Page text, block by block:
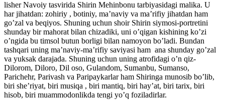
lisher Navoiy tasvirida Shirin Mehinbonu tarbiyasidagi malika. U
har jihatdan: zohiriy , botiniy, ma’naviy va ma’rifiy jihatdan ham
go’zal va beqiyos. Shuning uchun shoir Shirin siymosi-portretini
shunday bir mahorat bilan chizadiki, uni o’qigan kishining ko’zi
o’ngida bu timsol butun borligi bilan namoyon bo’ladi. Bundan
tashqari uning ma’naviy-ma’rifiy saviyasi ham ana shunday go’zal
va yuksak darajada. Shuning uchun uning atrofidagi o’n qiz-
Dilorom, Diloro, Dil oso, Gulandom, Sumanbu, Sumanso,
Parichehr, Parivash va Paripaykarlar ham Shiringa munosib bo’lib,
biri she’riyat, biri musiqa , biri mantiq, biri hay’at, biri tarix, biri
hisob, biri muammodonlikda tengi yo’q foziladirlar.